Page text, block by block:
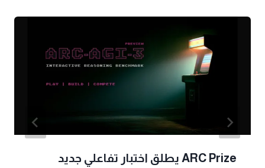
ARC Prize يطلق اختبار تفاعلي جديد